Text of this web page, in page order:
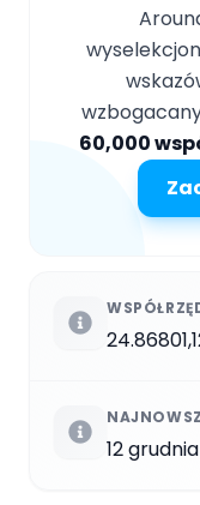
60,000
12